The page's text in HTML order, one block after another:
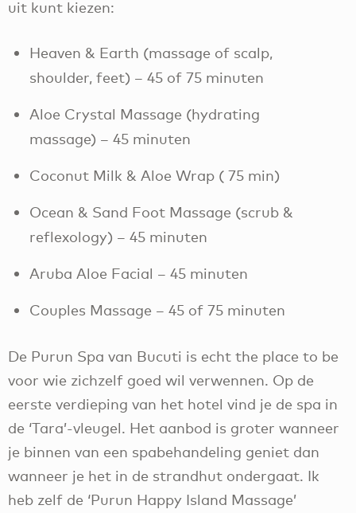
uit kunt kiezen:
Heaven & Earth (massage of scalp,
shoulder, feet) – 45 of 75 minuten
Aloe Crystal Massage (hydrating
massage) – 45 minuten
Coconut Milk & Aloe Wrap ( 75 min)
Ocean & Sand Foot Massage (scrub &
reflexology) – 45 minuten
Aruba Aloe Facial – 45 minuten
Couples Massage – 45 of 75 minuten
De Purun Spa van Bucuti is echt the place to be
voor wie zichzelf goed wil verwennen. Op de
eerste verdieping van het hotel vind je de spa in
de ‘Tara’-vleugel. Het aanbod is groter wanneer
je binnen van een spabehandeling geniet dan
wanneer je het in de strandhut ondergaat. Ik
heb zelf de ‘Purun Happy Island Massage’